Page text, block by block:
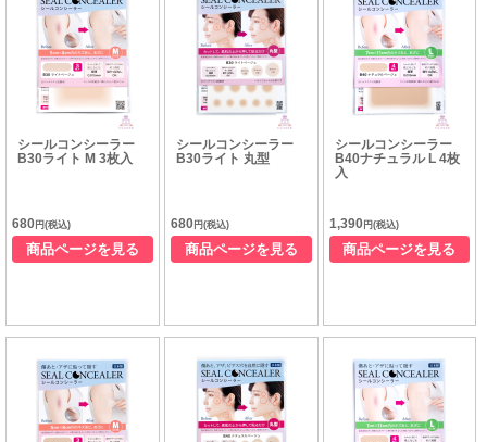
シールコンシーラー
B30ライト M 3枚入
680 円(税込)
商品ページを見る
シールコンシーラー
B30ライト 丸型
680円(税込)
商品ページを見る
シールコンシーラー
B40ナチュラル L 4枚
入
1,390円(税込)
商品ページを見る